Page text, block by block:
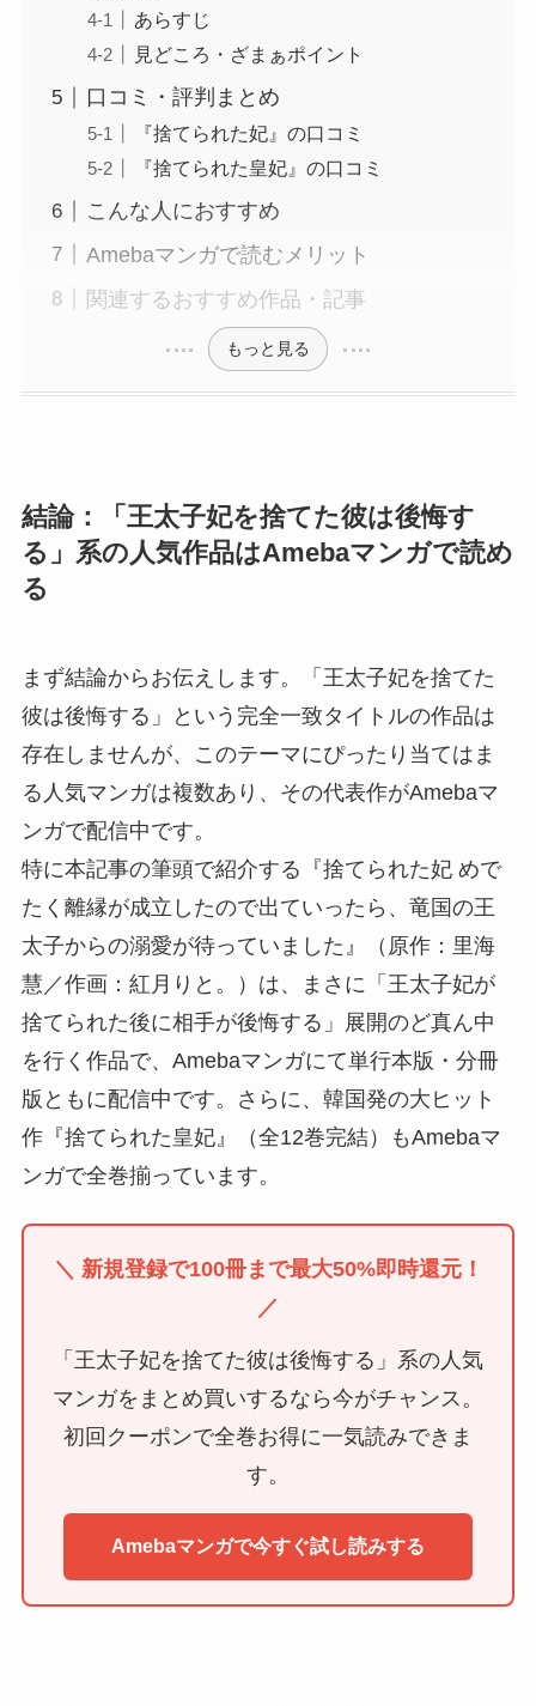
あらすじ
見どころ・ざまぁポイント
口コミ・評判まとめ
『捨てられた妃』の口コミ
『捨てられた皇妃』の口コミ
こんな人におすすめ
Amebaマンガで読むメリット
関連するおすすめ作品・記事
もっと見る
結論：「王太子妃を捨てた彼は後悔す
る」系の人気作品はAmebaマンガで読め
る
まず結論からお伝えします。「王太子妃を捨てた
彼は後悔する」という完全一致タイトルの作品は
存在しませんが、このテーマにぴったり当てはま
る人気マンガは複数あり、その代表作がAmebaマ
ンガで配信中です。
特に本記事の筆頭で紹介する『捨てられた妃 めで
たく離縁が成立したので出ていったら、竜国の王
太子からの溺愛が待っていました』（原作：里海
慧／作画：紅月りと。）は、まさに「王太子妃が
捨てられた後に相手が後悔する」展開のど真ん中
を行く作品で、Amebaマンガにて単行本版・分冊
版ともに配信中です。さらに、韓国発の大ヒット
作『捨てられた皇妃』（全12巻完結）もAmebaマ
ンガで全巻揃っています。
＼ 新規登録で100冊まで最大50%即時還元！
／
「王太子妃を捨てた彼は後悔する」系の人気
マンガをまとめ買いするなら今がチャンス。
初回クーポンで全巻お得に一気読みできま
す。
Amebaマンガで今すぐ試し読みする